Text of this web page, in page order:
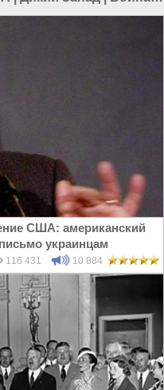
США: американский
украинцам
116 431 10 884